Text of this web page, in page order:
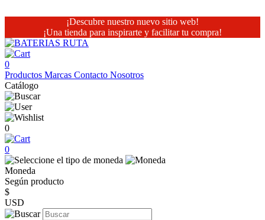
¡Descubre nuestro nuevo sitio web!
¡Una tienda para inspirarte y facilitar tu compra!
0
Productos Marcas Contacto Nosotros
Catálogo
0
0
Moneda
Según producto
$
USD